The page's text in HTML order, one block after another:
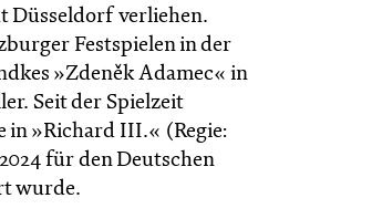
Düsseldorf verliehen.
Festspielen in der
»Zdeněk Adamec« in
Seit der Spielzeit
in »Richard III.« (Regie:
für den Deutschen
wurde.